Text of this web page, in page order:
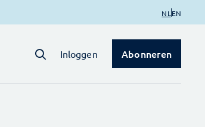
NL EN
Inloggen Abonneren